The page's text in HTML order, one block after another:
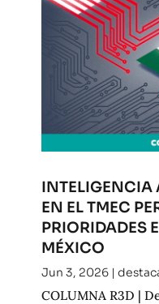
INTELIGENCIA
EN EL TMEC
PRIORIDADES
MÉXICO
Jun 3, 2026|
COLUMNA R3D |